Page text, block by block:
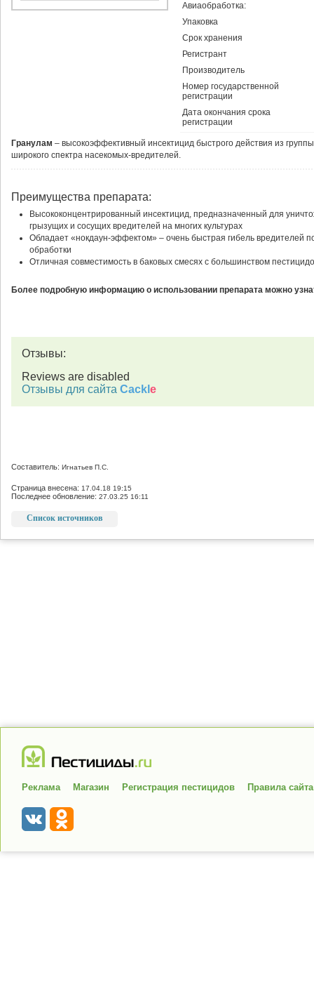
Авиаобработка:
Упаковка
Срок хранения
Регистрант
Производитель
Номер государственной
регистрации
Дата окончания срока
регистрации
Гранулам – высокоэффективный инсектицид быстрого действия из
широкого спектра насекомых-вредителей.
Преимущества препарата:
Высококонцентрированный инсектицид, предназначенный для
грызущих и сосущих вредителей на многих культурах
Обладает «нокдаун-эффектом» – очень быстрая гибель вредителей
обработки
Отличная совместимость в баковых смесях с большинством
Более подробную информацию о использовании препарата можно
Отзывы:
Reviews are disabled
Отзывы для сайта Cackl e
Составитель: Игнатьев П.С.
Страница внесена: 17.04.18 19:15
Последнее обновление: 27.03.25 16:11
Список источников
Реклама Магазин Регистрация пестицидов Правила сайта